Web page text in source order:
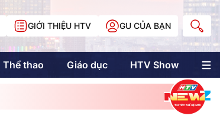
GIỚI THIỆU HTV GU CỦA BẠN
Thể thao Giáo dục HTV Show
Multimedia
Multiform